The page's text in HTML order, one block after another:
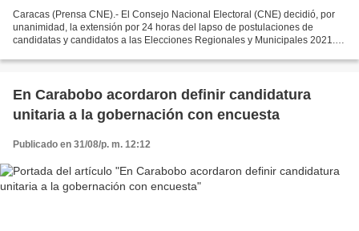
Caracas (Prensa CNE).- El Consejo Nacional Electoral (CNE) decidió, por
unanimidad, la extensión por 24 horas del lapso de postulaciones de
candidatas y candidatos a las Elecciones Regionales y Municipales 2021.
En Carabobo acordaron definir candidatura
unitaria a la gobernación con encuesta
Publicado en 31/08/p. m. 12:12